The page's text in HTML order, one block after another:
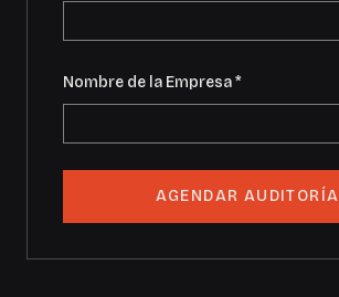
Nombre de la Empresa *
AGENDAR AUDITORÍA